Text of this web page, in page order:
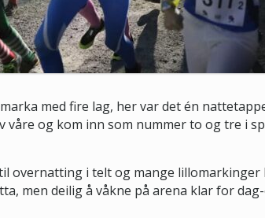
med fire lag, her var det én
våre og kom inn som nummer to og tre i
overnatting i telt og mange
men deilig å våkne på arena klar for